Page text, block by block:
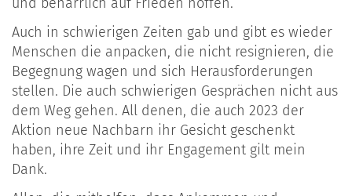
Auch in schwierigen Zeiten gab und gibt es wieder
Menschen die anpacken, die nicht resignieren, die
Begegnung wagen und sich Herausforderungen
stellen. Die auch schwierigen Gesprächen nicht aus
dem Weg gehen. All denen, die auch 2023 der
Aktion neue Nachbarn ihr Gesicht geschenkt
haben, ihre Zeit und ihr Engagement gilt mein
Dank.